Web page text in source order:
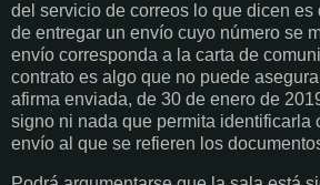
del servicio de correos lo que dicen es
de entregar un envío cuyo número se
envío corresponda a la carta de
contrato es algo que no puede
afirma enviada, de 30 de enero de
signo ni nada que permita identificarla
envío al que se refieren los